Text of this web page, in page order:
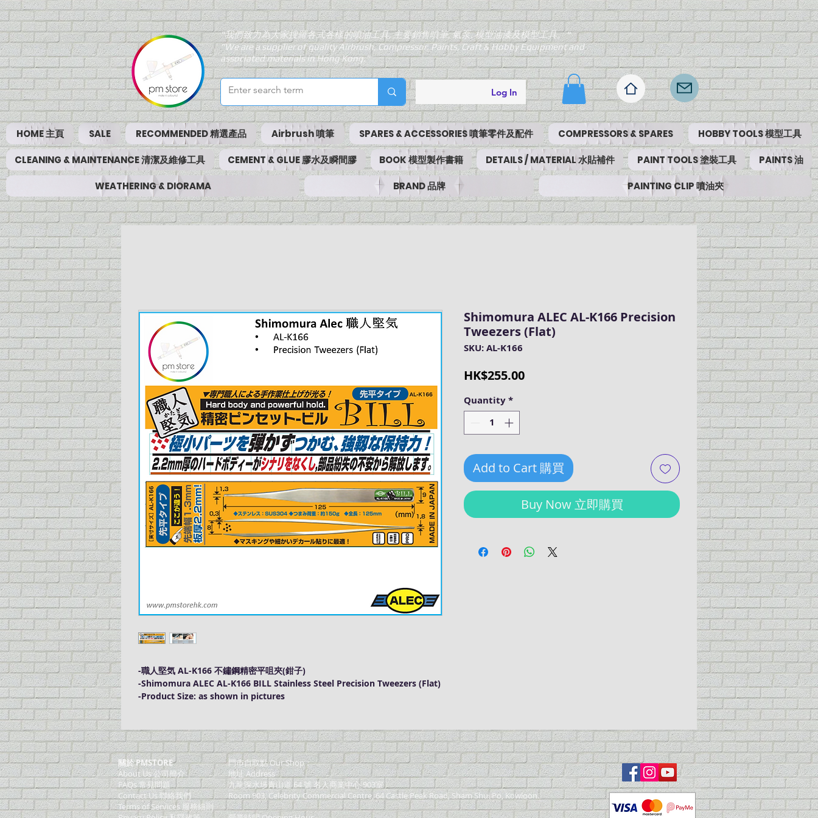
"我們致力為大家搜羅各式各樣的噴油工具, 主要銷售噴筆, 氣泵, 模型油漆及模型工具。"
"We are a supplier of quality Airbrush, Compressor, Paints, Craft & Hobby Equipment and
associated materials in Hong Kong."
Log In
HOME 主頁 SALE RECOMMENDED 精選產品 Airbrush 噴筆 SPARES & ACCESSORIES 噴筆零件及配件 COMPRESSORS & SPARES HOBBY TOOLS 模型工具
CLEANING & MAINTENANCE 清潔及維修工具 CEMENT & GLUE 膠水及瞬間膠 BOOK 模型製作書籍 DETAILS / MATERIAL 水貼補件 PAINT TOOLS 塗裝工具 PAINTS 油
WEATHERING & DIORAMA BRAND 品牌 PAINTING CLIP 噴油夾
-職人堅気 AL-K166 不鏽鋼精密平咀夾(鉗子)
-Shimomura ALEC AL-K166 BILL Stainless Steel Precision Tweezers (Flat)
-Product Size: as shown in pictures
Shimomura ALEC AL-K166 Precision
Tweezers (Flat)
SKU: AL-K166
HK$255.00Price
Quantity*
Add to Cart 購買
Buy Now 立即購買
關於 PMSTORE
About Us 公司簡介
FAQs 常見問題
Contact Us 聯絡我們
​Terms of Services 服務細則
門巿自取點 Our Shop：
地址 Address
九龍深水埗青山道 64 號 名人商業中心 903室
Room 903, Celebrity Commercial Centre, 64 Castle Peak Road, Sham Shui Po, Kowloon.